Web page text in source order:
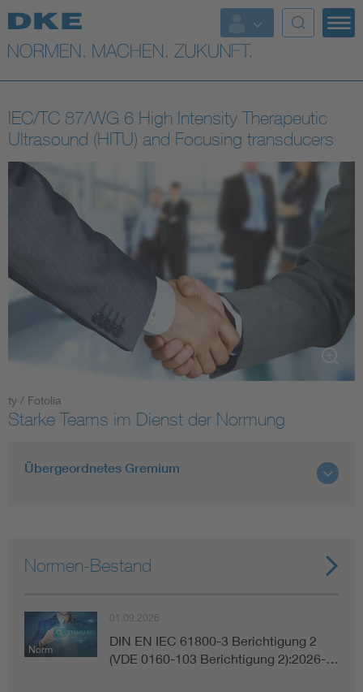
Top-Themen
VDE Fokusthemen
Digital Security
Health
Living
Smart Cities
Cybersecurity in der Industrieautomatisierung
DIN VDE 0100 für sichere Elektroinstallationen
Elektrofachkraft (EFK)
IEC/TC 87/WG 6 High Intensity Therapeutic
Ultrasound (HITU) and Focusing transducers
ty / Fotolia
Starke Teams im Dienst der Normung
Übergeordnetes Gremium
Normen-Bestand
Norm
01.09.2026
DIN EN IEC 61800-3 Berichtigung 2
(VDE 0160-103 Berichtigung 2):2026-…